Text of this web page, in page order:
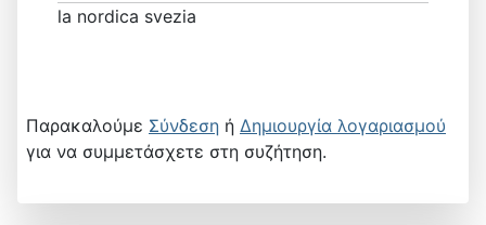
la nordica svezia
Παρακαλούμε Σύνδεση ή Δημιουργία λογαριασμού
για να συμμετάσχετε στη συζήτηση.